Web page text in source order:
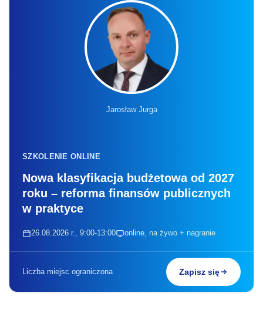
Jarosław Jurga
SZKOLENIE ONLINE
Nowa klasyfikacja budżetowa od 2027
roku – reforma finansów publicznych
w praktyce
26.08.2026 r., 9:00-13:00 online, na żywo + nagranie
Liczba miejsc ograniczona Zapisz się